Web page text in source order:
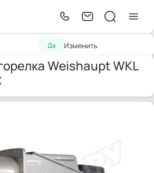
Да Изменить
40/1-A, ZM
Weishaupt WKL